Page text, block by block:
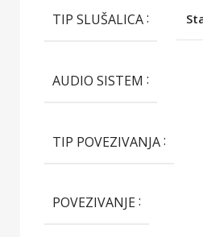
TIP SLUŠALICA
AUDIO SISTEM
TIP POVEZIVANJA
POVEZIVANJE